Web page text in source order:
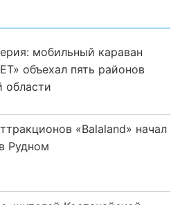
мобильный караван
объехал пять районов
области
«Balaland» начал
Рудном